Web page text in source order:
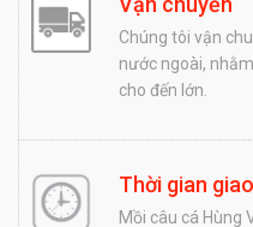
Chúng tôi vận
nước ngoài,
cho đến lớn.
Thời gian
Mồi câu cá Hùng